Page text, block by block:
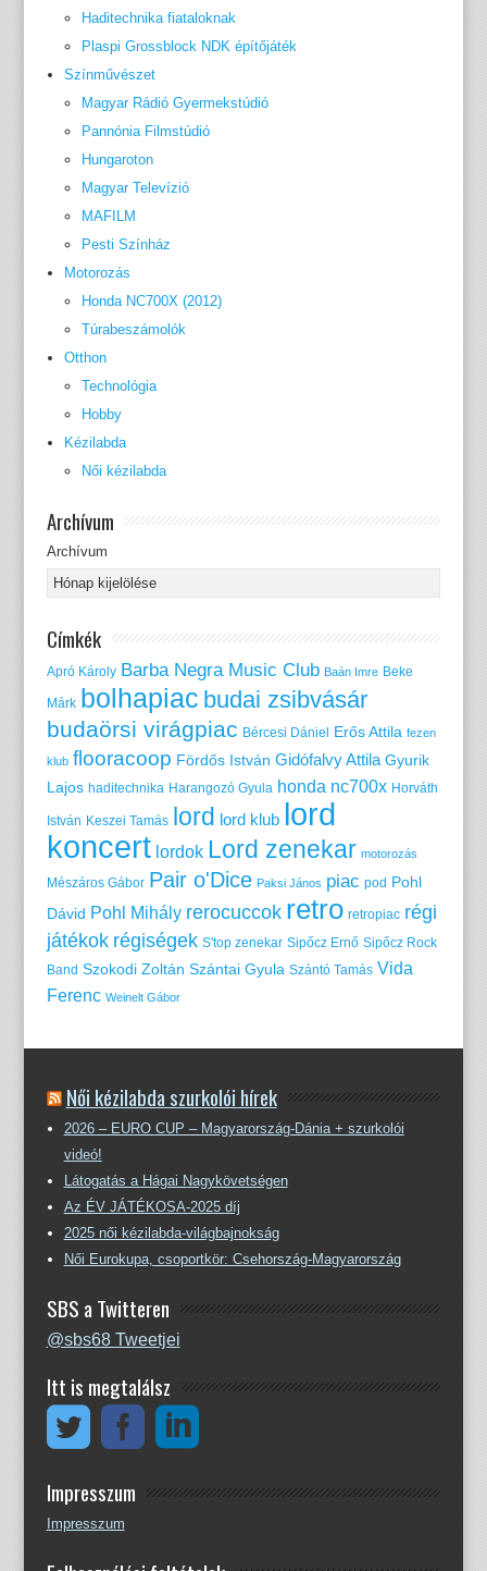
Haditechnika fiataloknak
Plaspi Grossblock NDK építőjáték
Színművészet
Magyar Rádió Gyermekstúdió
Pannónia Filmstúdió
Hungaroton
Magyar Televízió
MAFILM
Pesti Színház
Motorozás
Honda NC700X (2012)
Túrabeszámolók
Otthon
Technológia
Hobby
Kézilabda
Női kézilabda
Archívum
Archívum
Címkék
Apró Károly Barba Negra Music Club Baán Imre Beke
Márk bolhapiac budai zsibvásár
budaörsi virágpiac Bércesi Dániel Erős Attila fezen
klub flooracoop Fördős István Gidófalvy Attila Gyurik
Lajos haditechnika Harangozó Gyula honda nc700x Horváth
István Keszei Tamás lord lord klub lord
koncert lordok Lord zenekar motorozás
Mészáros Gábor Pair o'Dice Paksi János piac pod Pohl
Dávid Pohl Mihály rerocuccok retro retropiac régi
játékok régiségek S'top zenekar Sipőcz Ernő Sipőcz Rock
Band Szokodi Zoltán Szántai Gyula Szántó Tamás Vida
Ferenc Weinelt Gábor
Női kézilabda szurkolói hírek
2026 – EURO CUP – Magyarország-Dánia + szurkolói
videó!
Látogatás a Hágai Nagykövetségen
Az ÉV JÁTÉKOSA-2025 díj
2025 női kézilabda-világbajnokság
Női Eurokupa, csoportkör: Csehország-Magyarország
SBS a Twitteren
@sbs68 Tweetjei
Itt is megtalálsz
Impresszum
Impresszum